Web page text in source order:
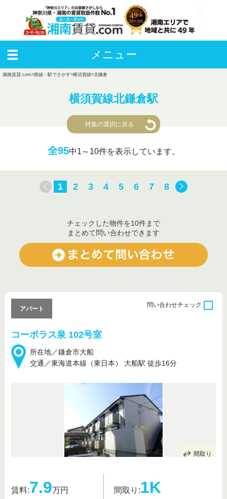
メニュー
湘南賃貸.com>路線・駅でさがす>横須賀線>北鎌倉
横須賀線北鎌倉駅
特集の選択に戻る
全95中1～10件を表示しています。
1 2 3 4 5 6 7 8
チェックした物件を10件まで
まとめて問い合わせできます
コーポラス泉 102号室
所在地／鎌倉市大船
交通／東海道本線（東日本） 大船駅 徒歩16分
アパート
問い合わせチェック
間取り
賃料:7.9万円 間取り:1K